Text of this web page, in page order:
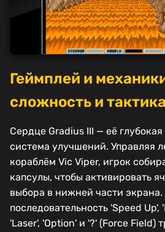
Геймплей и
сложность и
Сердце Gradius III — её
система улучшений. Управляя
кораблём Vic Viper, игрок
капсулы, чтобы активировать
выбора в нижней части экрана.
последовательность 'Speed Up',
'Laser', 'Option' и '?' (Force Field)